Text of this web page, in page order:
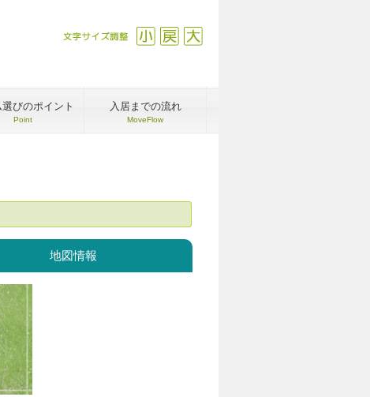
戻す
縮小
文字サイズ調整
びのポイント
Point
入居までの流れ
MoveFlow
地図情報